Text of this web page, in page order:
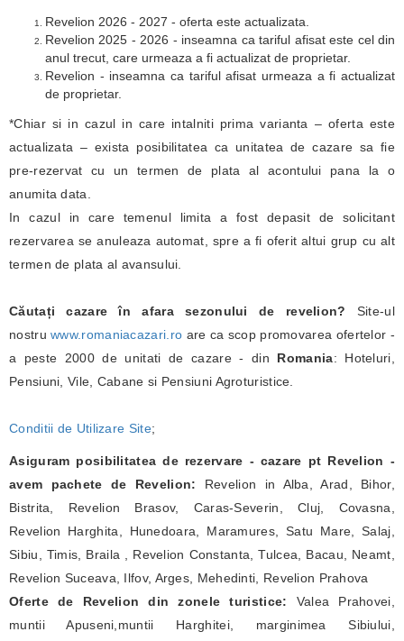
Revelion 2026 - 2027 - oferta este actualizata.
Revelion 2025 - 2026 - inseamna ca tariful afisat este cel din
anul trecut, care urmeaza a fi actualizat de proprietar.
Revelion - inseamna ca tariful afisat urmeaza a fi actualizat
de proprietar.
*Chiar si in cazul in care intalniti prima varianta – oferta este
actualizata – exista posibilitatea ca unitatea de cazare sa fie
pre-rezervat cu un termen de plata al acontului pana la o
anumita data.
In cazul in care temenul limita a fost depasit de solicitant
rezervarea se anuleaza automat, spre a fi oferit altui grup cu alt
termen de plata al avansului.
Căutați cazare în afara sezonului de revelion? Site-ul
nostruwww.romaniacazari.ro are ca scop promovarea ofertelor -
a peste 2000 de unitati de cazare - din Romania: Hoteluri,
Pensiuni, Vile, Cabane si Pensiuni Agroturistice.
Conditii de Utilizare Site;
Asiguram posibilitatea de rezervare - cazare pt Revelion -
avem pachete de Revelion: Revelion in Alba, Arad, Bihor,
Bistrita, Revelion Brasov, Caras-Severin, Cluj, Covasna,
Revelion Harghita, Hunedoara, Maramures, Satu Mare, Salaj,
Sibiu, Timis, Braila , Revelion Constanta, Tulcea, Bacau, Neamt,
Revelion Suceava, Ilfov, Arges, Mehedinti, Revelion Prahova
Oferte de Revelion din zonele turistice: Valea Prahovei,
muntii Apuseni,muntii Harghitei, marginimea Sibiului,